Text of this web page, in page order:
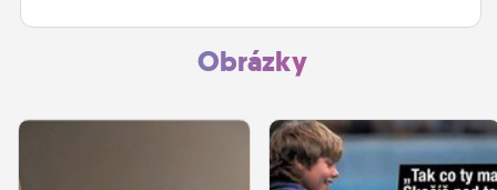
Obrázky